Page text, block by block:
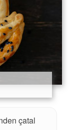
çatal